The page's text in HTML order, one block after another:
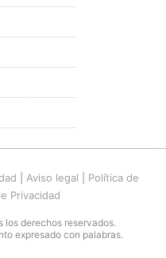
Aviso legal
Política de
Privacidad
derechos reservados.
expresado con palabras.